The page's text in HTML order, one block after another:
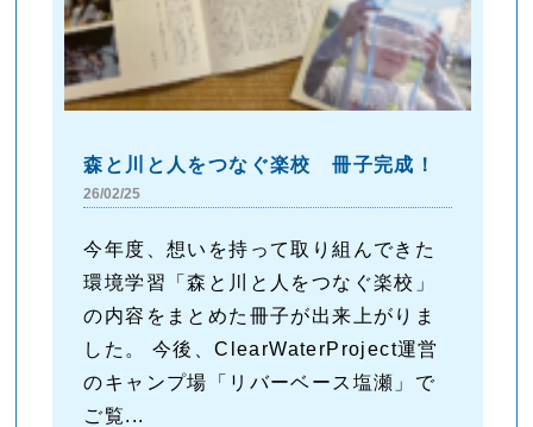
森と川と人をつなぐ楽校 冊子完成！
26/02/25
今年度、想いを持って取り組んできた
環境学習「森と川と人をつなぐ楽校」
の内容をまとめた冊子が出来上がりま
した。 今後、ClearWaterProject運営
のキャンプ場「リバーベース塩瀬」で
ご覧...